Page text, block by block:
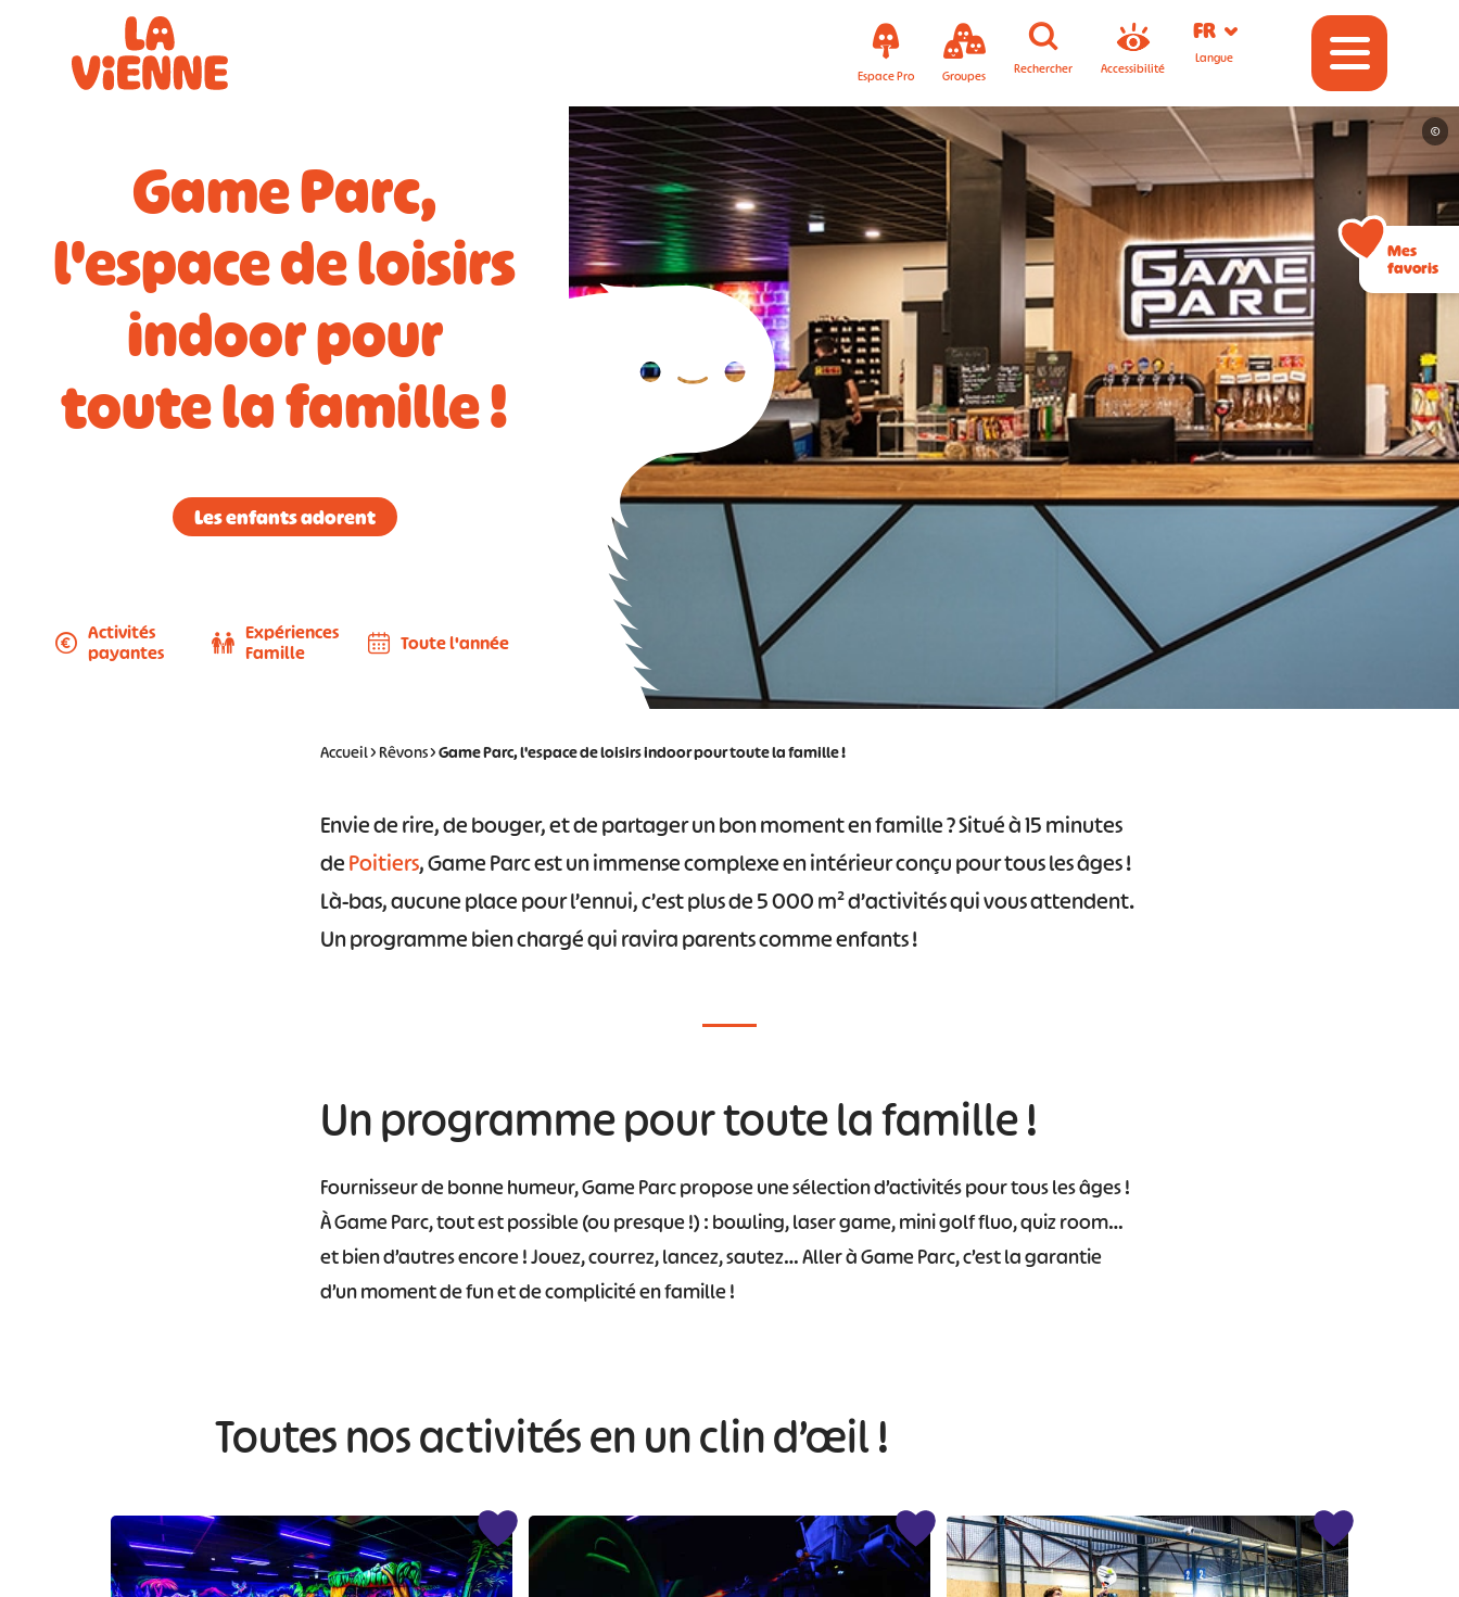
Espace Pro Groupes Rechercher Accessibilité
FR
Langue
Game Parc,
l'espace de loisirs
indoor pour
toute la famille !
Les enfants adorent
Activités
payantes
Expériences
Famille
Toute l'année
©
Accueil>Rêvons>Game Parc, l'espace de loisirs indoor pour toute la famille !
Envie de rire, de bouger, et de partager un bon moment en famille ? Situé à 15 minutes
dePoitiers, Game Parc est un immense complexe en intérieur conçu pour tous les âges !
Là-bas, aucune place pour l’ennui, c’est plus de 5 000 m² d’activités qui vous attendent.
Un programme bien chargé qui ravira parents comme enfants !
Un programme pour toute la famille !
Fournisseur de bonne humeur, Game Parc propose une sélection d’activités pour tous les âges !
À Game Parc, tout est possible (ou presque !) : bowling, laser game, mini golf fluo, quiz room…
et bien d’autres encore ! Jouez, courrez, lancez, sautez… Aller à Game Parc, c’est la garantie
d’un moment de fun et de complicité en famille !
Toutes nos activités en un clin d’œil !
Mes
favoris
Panneau de gestion des cookies